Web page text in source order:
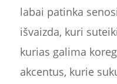
labai patinka
išvaizda, kuri
kurias galima
akcentus, kurie